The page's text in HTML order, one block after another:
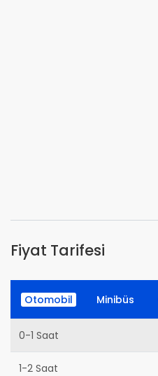
Fiyat Tarifesi
Otomobil Minibüs
0-1 Saat
1-2 Saat